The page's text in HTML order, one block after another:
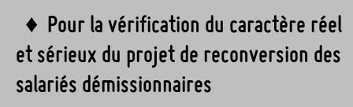
♦ Pour la vérification du caractère réel
et sérieux du projet de reconversion des
salariés démissionnaires